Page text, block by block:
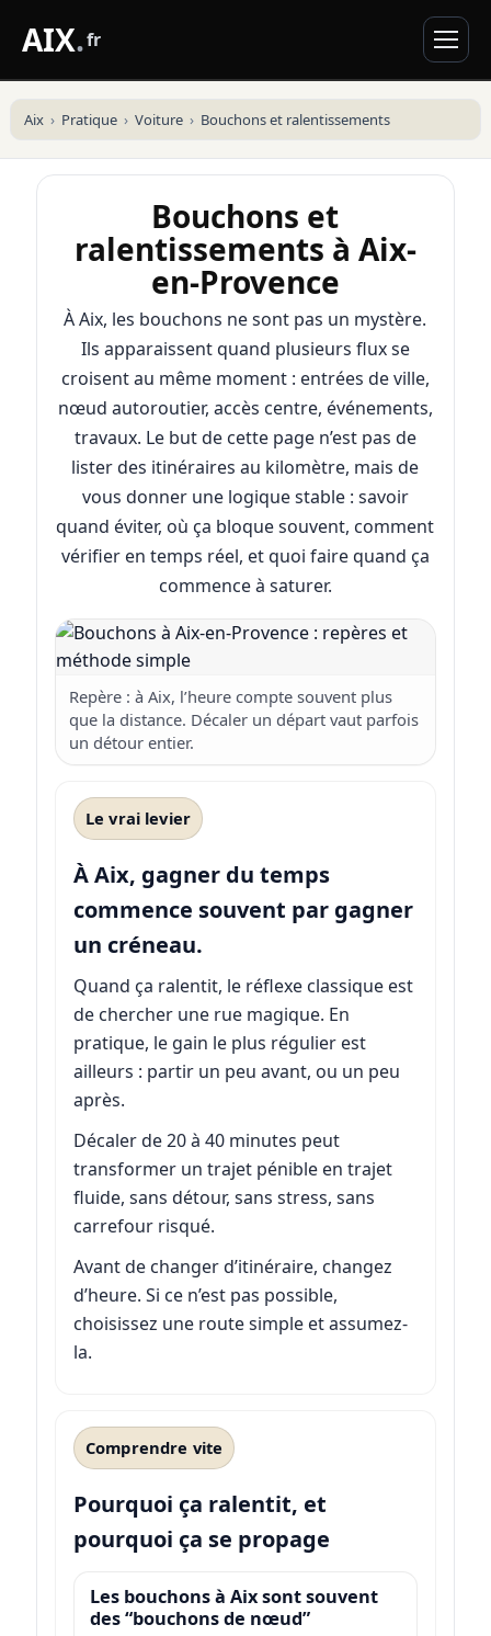
AIX.fr
Aix Pratique Voiture Bouchons et ralentissements
Bouchons et
ralentissements à Aix-
en-Provence
À Aix, les bouchons ne sont pas un mystère.
Ils apparaissent quand plusieurs flux se
croisent au même moment : entrées de ville,
nœud autoroutier, accès centre, événements,
travaux. Le but de cette page n’est pas de
lister des itinéraires au kilomètre, mais de
vous donner une logique stable : savoir
quand éviter, où ça bloque souvent, comment
vérifier en temps réel, et quoi faire quand ça
commence à saturer.
Repère : à Aix, l’heure compte souvent plus
que la distance. Décaler un départ vaut parfois
un détour entier.
Le vrai levier
À Aix, gagner du temps
commence souvent par gagner
un créneau.
Quand ça ralentit, le réflexe classique est
de chercher une rue magique. En
pratique, le gain le plus régulier est
ailleurs : partir un peu avant, ou un peu
après.
Décaler de 20 à 40 minutes peut
transformer un trajet pénible en trajet
fluide, sans détour, sans stress, sans
carrefour risqué.
Avant de changer d’itinéraire, changez
d’heure. Si ce n’est pas possible,
choisissez une route simple et assumez-
la.
Comprendre vite
Pourquoi ça ralentit, et
pourquoi ça se propage
Les bouchons à Aix sont souvent
des “bouchons de nœud”